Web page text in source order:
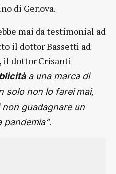
di Genova.
mai da testimonial ad
il dottor Bassetti ad
il dottor Crisanti
a una marca di
solo non lo farei mai,
guadagnare un
.